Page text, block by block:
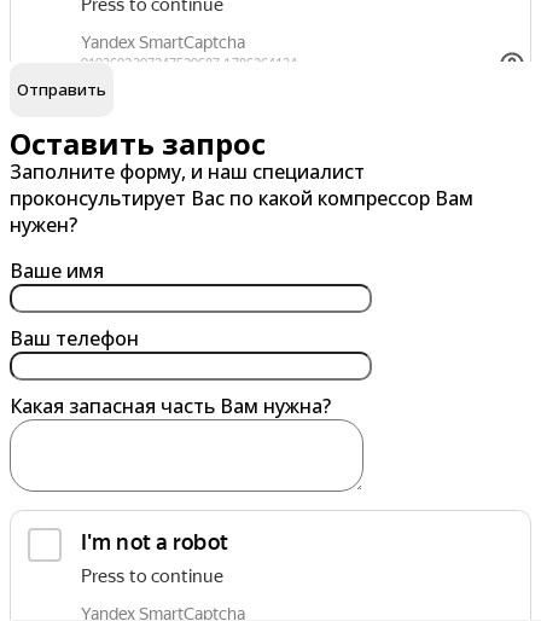
Брянск
В
Великий Новгород
Владивосток
Владикавказ
Волгоград
Волгодонск
Волжский
Вологда
Воскресенск
Воткинск
Выборг
Глазов
Горно-Алтайск
Губкин
Я согласен наобработку персональных данных
Оставить запрос
Заполните форму, и наш специалист
проконсультирует Вас по какой компрессор Вам
нужен?
Ваше имя
Ваш телефон
Какая запасная часть Вам нужна?
Я согласен наобработку персональных данных